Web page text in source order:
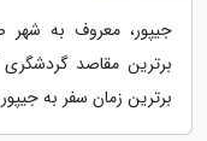
جیپور، معروف به شهر
برترین مقاصد
برترین زمان سفر به